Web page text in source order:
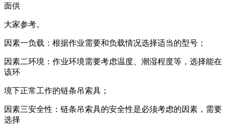
面供
大家参考。
因素一负载：根据作业需要和负载情况选择适当的型号；
因素二环境：作业环境需要考虑温度、潮湿程度等，选择能在
该环
境下正常工作的链条吊索具；
因素三安全性：链条吊索具的安全性是必须考虑的因素，需要
选择